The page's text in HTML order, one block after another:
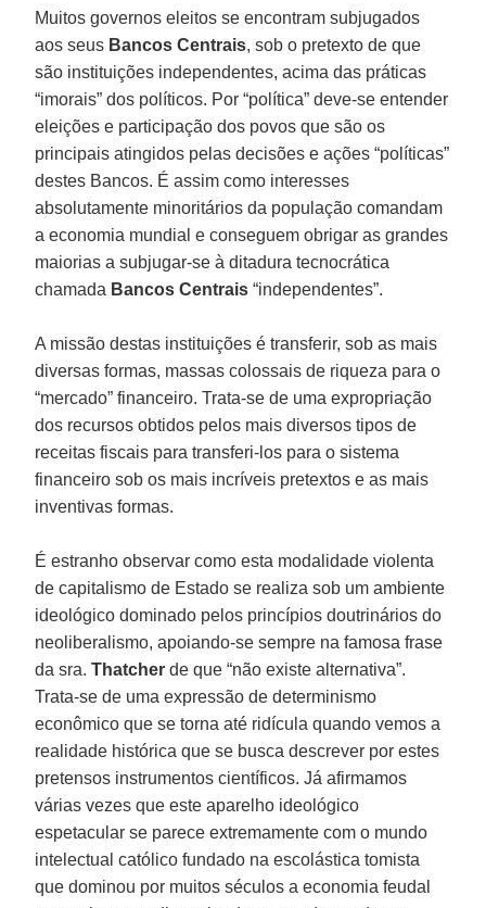
Muitos governos eleitos se encontram subjugados
aos seus Bancos Centrais, sob o pretexto de que
são instituições independentes, acima das práticas
“imorais” dos políticos. Por “política” deve-se entender
eleições e participação dos povos que são os
principais atingidos pelas decisões e ações “políticas”
destes Bancos. É assim como interesses
absolutamente minoritários da população comandam
a economia mundial e conseguem obrigar as grandes
maiorias a subjugar-se à ditadura tecnocrática
chamada Bancos Centrais “independentes”.
A missão destas instituições é transferir, sob as mais
diversas formas, massas colossais de riqueza para o
“mercado” financeiro. Trata-se de uma expropriação
dos recursos obtidos pelos mais diversos tipos de
receitas fiscais para transferi-los para o sistema
financeiro sob os mais incríveis pretextos e as mais
inventivas formas.
É estranho observar como esta modalidade violenta
de capitalismo de Estado se realiza sob um ambiente
ideológico dominado pelos princípios doutrinários do
neoliberalismo, apoiando-se sempre na famosa frase
da sra.Thatcher de que “não existe alternativa”.
Trata-se de uma expressão de determinismo
econômico que se torna até ridícula quando vemos a
realidade histórica que se busca descrever por estes
pretensos instrumentos científicos. Já afirmamos
várias vezes que este aparelho ideológico
espetacular se parece extremamente com o mundo
intelectual católico fundado na escolástica tomista
que dominou por muitos séculos a economia feudal